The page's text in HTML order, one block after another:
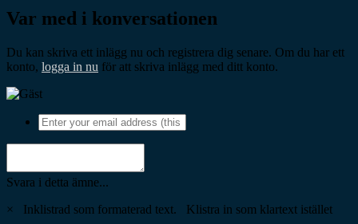
Var med i konversationen
Du kan skriva ett inlägg nu och registrera dig senare. Om du har ett
konto, logga in nu för att skriva inlägg med ditt konto.
Svara i detta ämne...
×
Inklistrad som formaterad text. Klistra in som klartext istället